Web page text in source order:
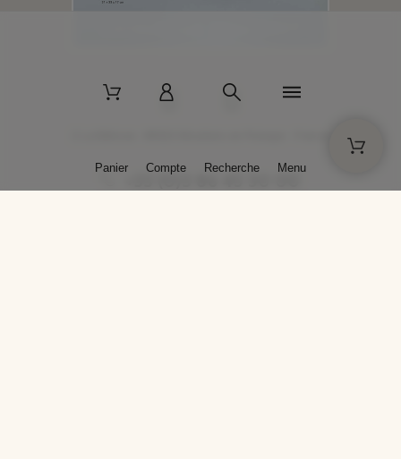
+33 (0)3 86 45 50 00
Panier Compte Recherche Menu